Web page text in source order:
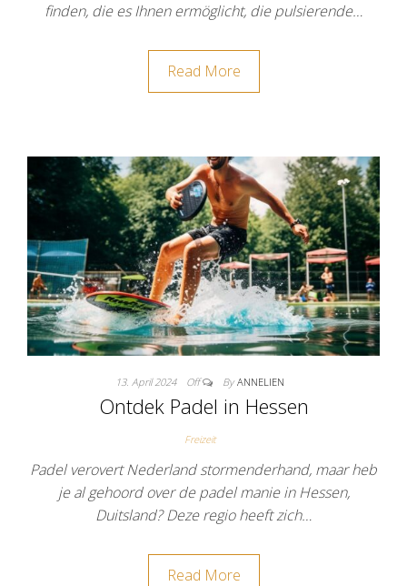
finden, die es Ihnen ermöglicht, die pulsierende…
Read More
13. April 2024 Off By ANNELIEN
Ontdek Padel in Hessen
Freizeit
Padel verovert Nederland stormenderhand, maar heb
je al gehoord over de padel manie in Hessen,
Duitsland? Deze regio heeft zich…
Read More